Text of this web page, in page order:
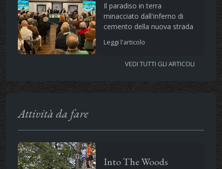
Il paradiso in terra
minacciato dall'inferno di
cemento della nuova strada
Leggi l'articolo
VEDI TUTTI GLI ARTICOLI
Attività da fare
Into The Woods